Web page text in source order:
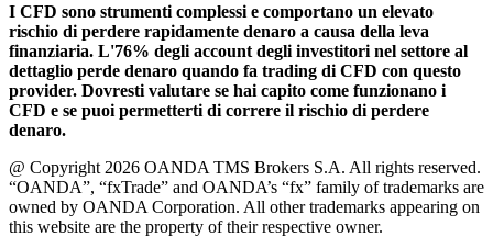
I CFD sono strumenti complessi e comportano un elevato
rischio di perdere rapidamente denaro a causa della leva
finanziaria. L'76% degli account degli investitori nel settore al
dettaglio perde denaro quando fa trading di CFD con questo
provider. Dovresti valutare se hai capito come funzionano i
CFD e se puoi permetterti di correre il rischio di perdere
denaro.
@ Copyright 2026 OANDA TMS Brokers S.A. All rights reserved.
“OANDA”, “fxTrade” and OANDA’s “fx” family of trademarks are
owned by OANDA Corporation. All other trademarks appearing on
this website are the property of their respective owner.